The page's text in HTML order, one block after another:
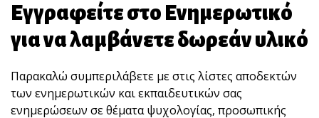
Εγγραφείτε στο Ενημερωτικό
για να λαμβάνετε δωρεάν υλικό
Παρακαλώ συμπεριλάβετε με στις λίστες αποδεκτών
των ενημερωτικών και εκπαιδευτικών σας
ενημερώσεων σε θέματα ψυχολογίας, προσωπικής